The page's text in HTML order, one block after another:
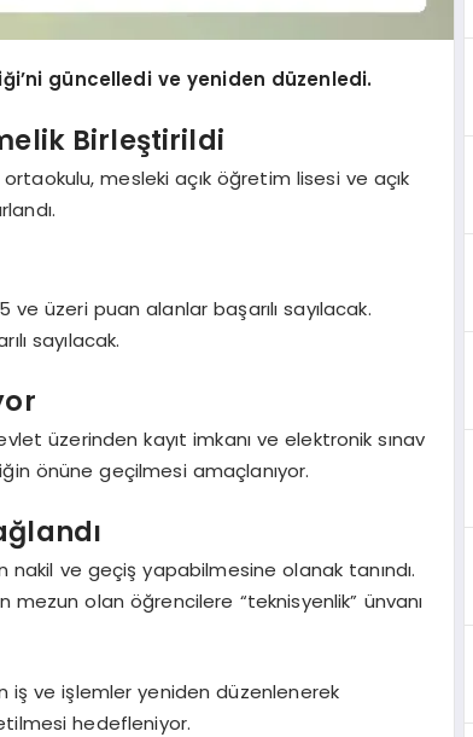
güncelledi ve yeniden düzenledi.
Birleştirildi
mesleki açık öğretim lisesi ve açık
üzeri puan alanlar başarılı sayılacak.
sayılacak.
üzerinden kayıt imkanı ve elektronik sınav
önüne geçilmesi amaçlanıyor.
ve geçiş yapabilmesine olanak tanındı.
olan öğrencilere “teknisyenlik” ünvanı
iş ve işlemler yeniden düzenlenerek
hedefleniyor.